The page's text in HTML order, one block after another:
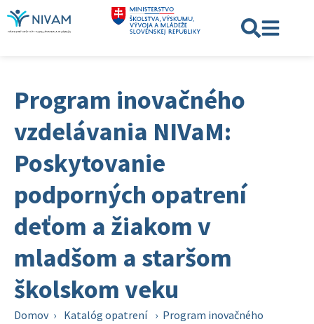
Program inovačného
vzdelávania NIVaM:
Poskytovanie
podporných opatrení
deťom a žiakom v
mladšom a staršom
školskom veku
Domov › Katalóg opatrení › Program inovačného